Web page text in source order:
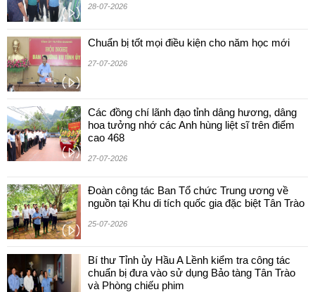
28-07-2026
Chuẩn bị tốt mọi điều kiện cho năm học mới
27-07-2026
Các đồng chí lãnh đạo tỉnh dâng hương, dâng
hoa tưởng nhớ các Anh hùng liệt sĩ trên điểm
cao 468
27-07-2026
Đoàn công tác Ban Tổ chức Trung ương về
nguồn tại Khu di tích quốc gia đặc biệt Tân Trào
25-07-2026
Bí thư Tỉnh ủy Hầu A Lềnh kiểm tra công tác
chuẩn bị đưa vào sử dụng Bảo tàng Tân Trào
và Phòng chiếu phim